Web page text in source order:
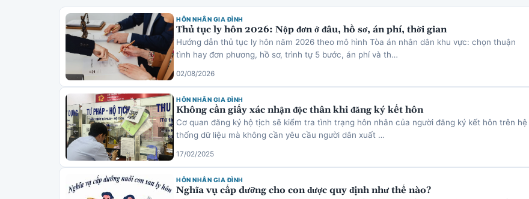
HÔN NHÂN GIA ĐÌNH
Thủ tục ly hôn 2026: Nộp đơn ở đâu, hồ sơ, án phí, thời gian
Hướng dẫn thủ tục ly hôn năm 2026 theo mô hình Tòa án nhân dân khu vực: chọn thuận
tình hay đơn phương, hồ sơ, trình tự 5 bước, án phí và th…
02/08/2026
HÔN NHÂN GIA ĐÌNH
Không cần giấy xác nhận độc thân khi đăng ký kết hôn
Cơ quan đăng ký hộ tịch sẽ kiểm tra tình trạng hôn nhân của người đăng ký kết hôn trên hệ
thống dữ liệu mà không cần yêu cầu người dân xuất …
17/02/2025
HÔN NHÂN GIA ĐÌNH
Nghĩa vụ cấp dưỡng cho con được quy định như thế nào?